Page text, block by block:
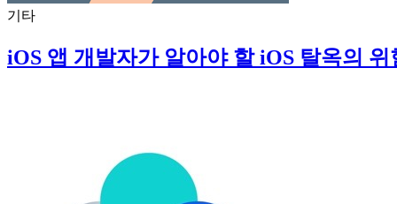
기타
iOS 앱 개발자가 알아야 할 iOS 탈옥의 위